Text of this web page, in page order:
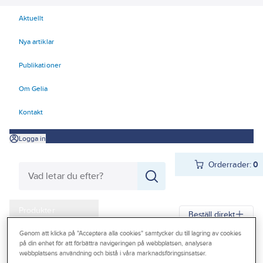
Aktuellt
Nya artiklar
Publikationer
Om Gelia
Kontakt
Logga in
Orderrader:0
Produkter
Kampanjer
Outlet
Beställ direkt
Gelia Produkter
Förbrukningsvaror
Genom att klicka på "Acceptera alla cookies" samtycker du till lagring av cookies
på din enhet för att förbättra navigeringen på webbplatsen, analysera
webbplatsens användning och bistå i våra marknadsföringsinsatser.